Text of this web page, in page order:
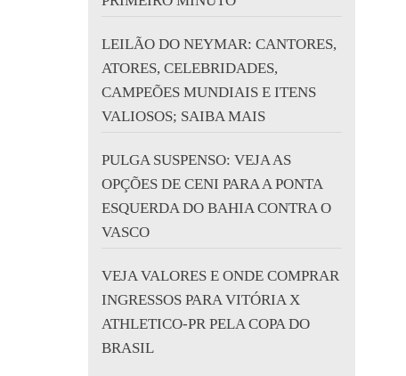
LEILÃO DO NEYMAR: CANTORES,
ATORES, CELEBRIDADES,
CAMPEÕES MUNDIAIS E ITENS
VALIOSOS; SAIBA MAIS
PULGA SUSPENSO: VEJA AS
OPÇÕES DE CENI PARA A PONTA
ESQUERDA DO BAHIA CONTRA O
VASCO
VEJA VALORES E ONDE COMPRAR
INGRESSOS PARA VITÓRIA X
ATHLETICO-PR PELA COPA DO
BRASIL